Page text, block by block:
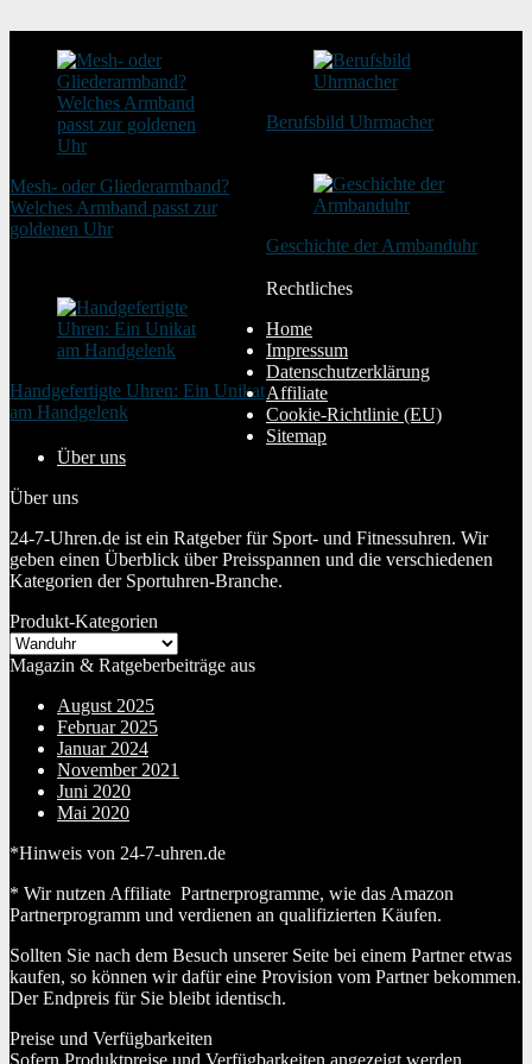
Mesh- oder Gliederarmband?
Welches Armband passt zur
goldenen Uhr
Berufsbild Uhrmacher
Geschichte der Armbanduhr
Handgefertigte Uhren: Ein Unikat
am Handgelenk
Rechtliches
Home
Impressum
Datenschutzerklärung
Affiliate
Cookie-Richtlinie (EU)
Sitemap
Über uns
Über uns
24-7-Uhren.de ist ein Ratgeber für Sport- und Fitnessuhren. Wir
geben einen Überblick über Preisspannen und die verschiedenen
Kategorien der Sportuhren-Branche.
Produkt-Kategorien
Magazin & Ratgeberbeiträge aus
August 2025
Februar 2025
Januar 2024
November 2021
Juni 2020
Mai 2020
*Hinweis von 24-7-uhren.de
* Wir nutzen Affiliate Partnerprogramme, wie das Amazon
Partnerprogramm und verdienen an qualifizierten Käufen.
Sollten Sie nach dem Besuch unserer Seite bei einem Partner etwas
kaufen, so können wir dafür eine Provision vom Partner bekommen.
Der Endpreis für Sie bleibt identisch.
Preise und Verfügbarkeiten
Sofern Produktpreise und Verfügbarkeiten angezeigt werden,